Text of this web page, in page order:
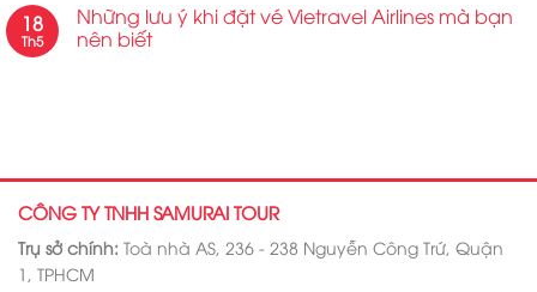
18
Th5
Những lưu ý khi đặt vé Vietravel Airlines mà bạn
nên biết
CÔNG TY TNHH SAMURAI TOUR
Trụ sở chính: Toà nhà AS, 236 - 238 Nguyễn Công Trứ, Quận
1, TPHCM